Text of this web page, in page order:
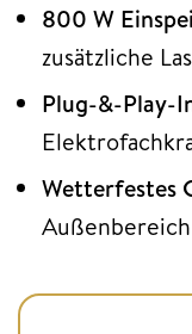
800 W
zusätzliche
Plug-&-Play-
Wetterfestes